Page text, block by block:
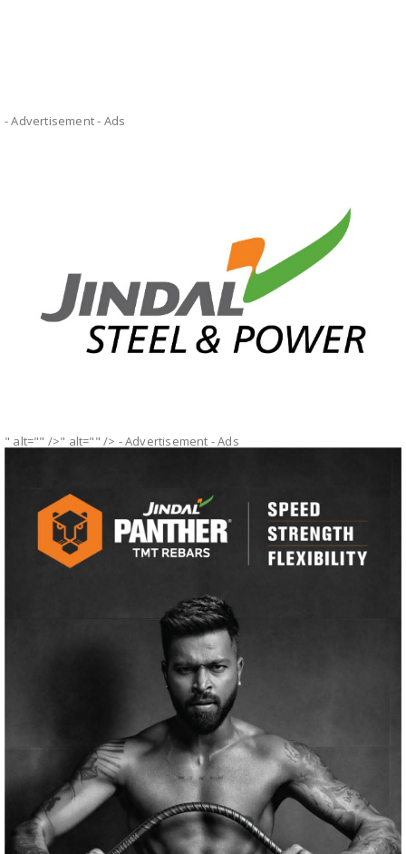
- Advertisement - Ads
" alt="" />" alt="" /> - Advertisement -Ads